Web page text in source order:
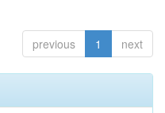
previous 1 next